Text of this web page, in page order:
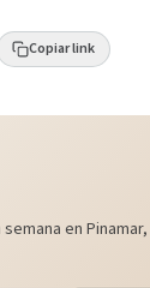
Copiar link
en